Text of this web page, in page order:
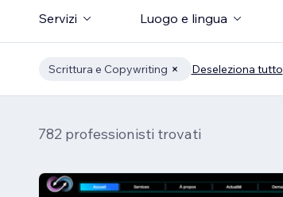
Servizi Luogo e lingua
Scrittura e Copywriting Deseleziona tutto
782 professionisti trovati